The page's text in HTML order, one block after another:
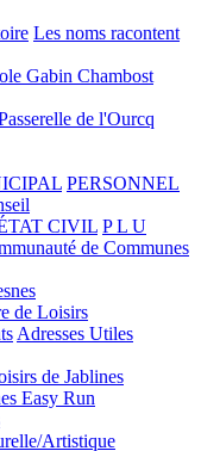
Les noms racontent
Gabin Chambost
de l'Ourcq
PERSONNEL
CIVIL P L U
de Communes
de Loisirs
Adresses Utiles
de Jablines
Easy Run
Artistique